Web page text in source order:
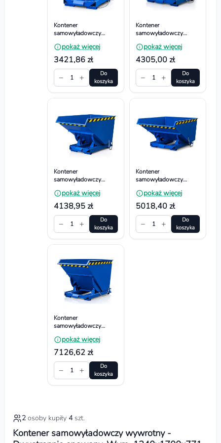
Kontener
samowyładowczy
Dwustronnie spawany.
Wym. 1450x864x884
mm, Pojemność 600l
pokaż więcej
3421,86 zł
−
1 +
Do
koszyka
Kontener
samowyładowczy
Dwustronnie spawany.
Wym. 1450x1314x884
mm, Pojemność 900l
pokaż więcej
4305,00 zł
−
1 +
Do
koszyka
Kontener
samowyładowczy
Dwustronnie spawany.
Wym.
1803x1064x1066 mm,
Pojemność 1100l
pokaż więcej
4138,95 zł
−
1 +
Do
koszyka
Kontener
samowyładowczy
Dwustronnie spawany.
Wym.
1803x1544x1066 mm,
Pojemność 1500l
pokaż więcej
5018,40 zł
−
1 +
Do
koszyka
Kontener
samowyładowczy
Dwustronnie spawany.
Wym.
2050x1300x1410 mm,
Pojemność 2000l
pokaż więcej
7126,62 zł
−
1 +
Do
koszyka
2 osoby kupiły 4szt.
Kontener samowyładowczy wywrotny -